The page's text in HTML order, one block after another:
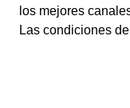
los mejores
Las condiciones